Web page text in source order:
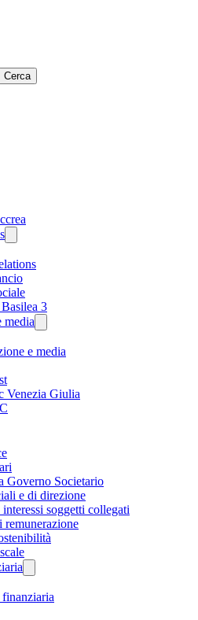
Cerca
3
media
e media
Venezia Giulia
Governo Societario
e di direzione
soggetti collegati
remunerazione